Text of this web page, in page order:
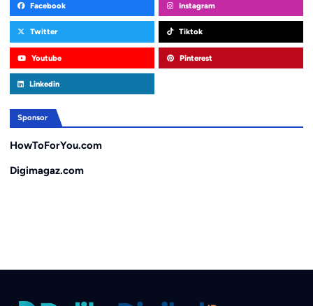
Facebook Instagram
Twitter Tiktok
Youtube Pinterest
Linkedin
Sponsor
HowToForYou.com
Digimagaz.com